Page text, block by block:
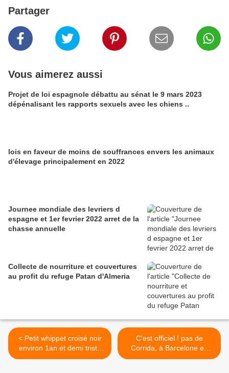
Partager
Vous aimerez aussi
Projet de loi espagnole débattu au sénat le 9 mars 2023
dépénalisant les rapports sexuels avec les chiens ..
lois en faveur de moins de souffrances envers les animaux
d'élevage principalement en 2022
Journee mondiale des levriers d
espagne et 1er fevrier 2022 arret de la
chasse annuelle
Collecte de nourriture et couvertures
au profit du refuge Patan d'Almeria
< Petit whippet croisé noir
environ 1an et demi triste
histoire à adopter chez sos
C'est officiel ! pas de
Corrida, à Barcelone en
2017 >